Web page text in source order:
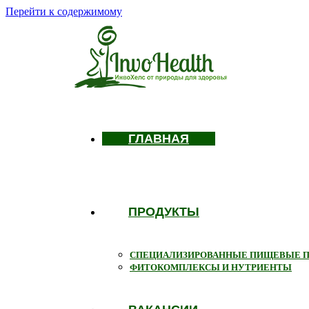
Перейти к содержимому
ГЛАВНАЯ
ПРОДУКТЫ
СПЕЦИАЛИЗИРОВАННЫЕ ПИЩЕВЫЕ
ФИТОКОМПЛЕКСЫ И НУТРИЕНТЫ